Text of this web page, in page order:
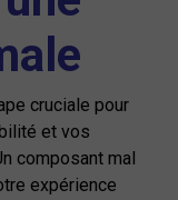
cruciale pour
et vos
composant mal
expérience